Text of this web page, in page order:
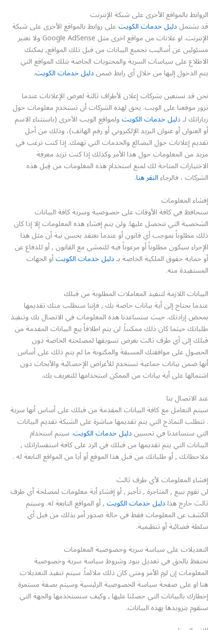
الروابط بالمواقع الأخرى على شبكة الإنترنت
قد يشتملدليل خدمات الكويتعلى روابط بالمواقع الأخرى على شبكة
الإنترنت. او علانات من مواقع اخرى مثل Google AdSense ولا نعتبر
مسئولين عن أساليب تجميع البيانات من قبل تلك المواقع, يمكنك
الاطلاع على سياسات السرية والمحتويات الخاصة بتلك المواقع التي
يتم الدخول إليها من خلال أي رابط ضمندليل خدمات الكويت.
نحن قد نستعين بشركات إعلان لأطراف ثالثة لعرض الإعلانات عندما
تزور موقعنا على الويب. يحق لهذه الشركات أن تستخدم معلومات حول
زياراتك لـ دليل خدمات الكويتولمواقع الويب الأخرى (باستثناء الاسم
أو العنوان أو عنوان البريد الإلكتروني أو رقم الهاتف)، وذلك من أجل
تقديم إعلانات حول البضائع والخدمات التي تهمك. إذا كنت ترغب في
مزيد من المعلومات حول هذا الأمر وكذلك إذا كنت تريد معرفة
الاختيارات المتاحة لك لمنع استخدام هذه المعلومات من قِبل هذه
الشركات ، فالرجاءالنقر هنا.
إفشاء المعلومات
سنحافظ في كافة الأوقات على خصوصية وسرية كافة البيانات
الشخصية التي نتحصل عليها. ولن يتم إفشاء هذه المعلومات إلا إذا كان
ذلك مطلوباً بموجب أي قانون أو عندما نعتقد بحسن نية أن مثل هذا
الإجراء سيكون مطلوباً أو مرغوباً فيه للتمشي مع القانون , أو للدفاع عن
أو حماية حقوق الملكية الخاصة بـدليل خدمات الكويتأو الجهات
المستفيدة منه.
البيانات اللازمة لتنفيذ المعاملات المطلوبة من قبلك
عندما نحتاج إلى أية بيانات خاصة بك , فإننا سنطلب منك تقديمها
بمحض إرادتك. حيث ستساعدنا هذه المعلومات في الاتصال بك وتنفيذ
طلباتك حيثما كان ذلك ممكنناً. لن يتم اطلاقاً بيع البيانات المقدمة من
قبلك إلى أي طرف ثالث بغرض تسويقها لمصلحته الخاصة دون
الحصول على موافقتك المسبقة والمكتوبة ما لم يتم ذلك على أساس
أنها ضمن بيانات جماعية تستخدم للأغراض الإحصائية والأبحاث دون
اشتمالها على أية بيانات من الممكن استخدامها للتعريف بك.
عند الاتصال بنا
سيتم التعامل مع كافة البيانات المقدمة من قبلك على أساس أنها سرية
. تتطلب النماذج التي يتم تقديمها مباشرة على الشبكة تقديم البيانات
التي ستساعدنا في تحسيندليل خدمات الكويت. سيتم استخدام
البيانات التي يتم تقديمها من قبلك في الرد على كافة استفساراتك ,
ملاحظاتك , أو طلباتك من قبل هذا الموقع أو أيا من المواقع التابعة له .
إفشاء المعلومات لأي طرف ثالث
لن نقوم ببيع , المتاجرة , تأجير , أو إفشاء أية معلومات لمصلحة أي طرف
ثالث خارج هذادليل خدمات الكويت, أو المواقع التابعة له. وسيتم
الكشف عن المعلومات فقط في حالة صدور أمر بذلك من قبل أي
سلطة قضائية أو تنظيمية.
التعديلات على سياسة سرية وخصوصية المعلومات
نحتفظ بالحق في تعديل بنود وشروط سياسة سرية وخصوصية
المعلومات إن لزم الأمر ومتى كان ذلك ملائماً. سيتم تنفيذ التعديلات
هنا او على صفحة سياسة الخصوصية الرئيسية وسيتم بصفة مستمرة
إخطارك بالبيانات التي حصلنا عليها , وكيف سنستخدمها والجهة التي
سنقوم بتزويدها بهذه البيانات.